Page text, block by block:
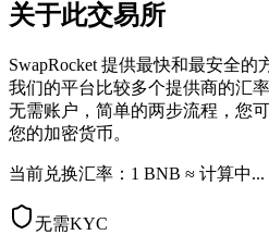
关于此交易所
SwapRocket 提供最快和最安全的
我们的平台比较多个提供商的汇
无需账户，简单的两步流程，您
您的加密货币。
当前兑换汇率：1 BNB ≈ 计算中...
无需KYC